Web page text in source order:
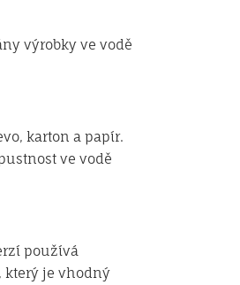
výrobky ve vodě
karton a papír.
ve vodě
používá
který je vhodný